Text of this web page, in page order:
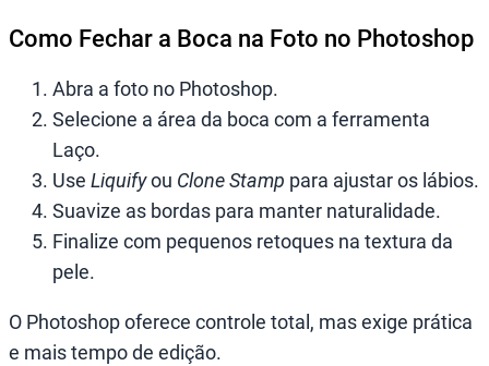
Como Fechar a Boca na Foto no Photoshop
Abra a foto no Photoshop.
Selecione a área da boca com a ferramenta
Laço.
Use Liquifyou Clone Stamp para ajustar os lábios.
Suavize as bordas para manter naturalidade.
Finalize com pequenos retoques na textura da
pele.
O Photoshop oferece controle total, mas exige prática
e mais tempo de edição.